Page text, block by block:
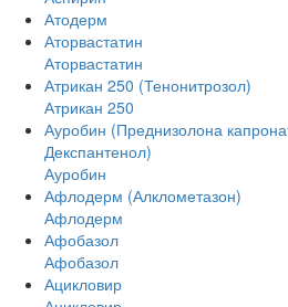
Атодерм
Аторвастатин
Аторвастатин
Атрикан 250 (Тенонитрозол)
Атрикан 250
Ауробин (Преднизолона
Декспантенол)
Ауробин
Афлодерм (Алклометазон)
Афлодерм
Афобазол
Афобазол
Ацикловир